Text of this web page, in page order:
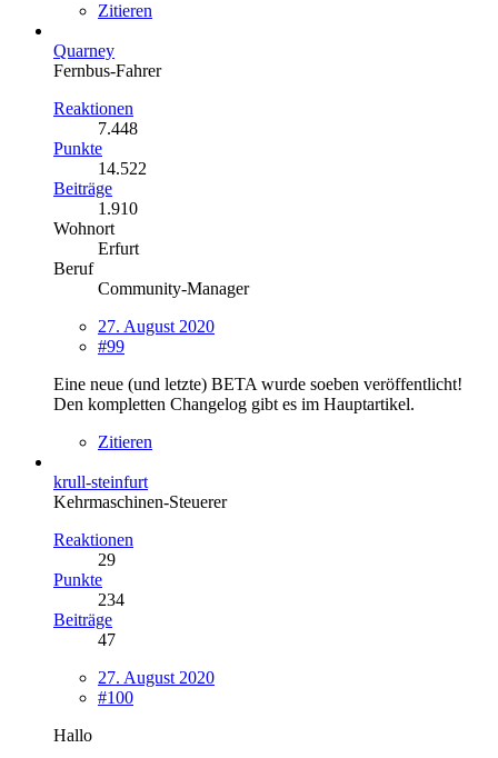
Zitieren
Quarney
Fernbus-Fahrer
Reaktionen
7.448
Punkte
14.522
Beiträge
1.910
Wohnort
Erfurt
Beruf
Community-Manager
27. August 2020
#99
Eine neue (und letzte) BETA wurde soeben veröffentlicht!
Den kompletten Changelog gibt es im Hauptartikel.
Zitieren
krull-steinfurt
Kehrmaschinen-Steuerer
Reaktionen
29
Punkte
234
Beiträge
47
27. August 2020
#100
Hallo